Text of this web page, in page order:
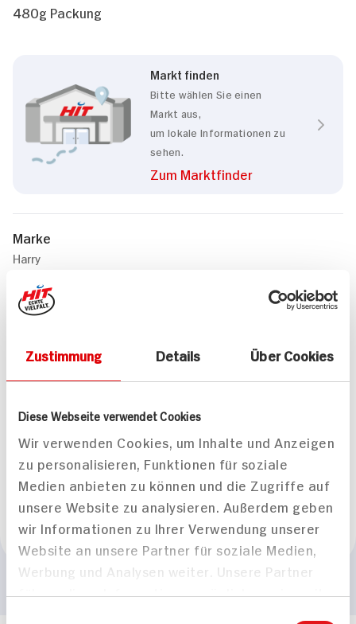
Zustimmung Details Über Cookies
Diese Webseite verwendet Cookies
Wir verwenden Cookies, um Inhalte und Anzeigen
zu personalisieren, Funktionen für soziale
Medien anbieten zu können und die Zugriffe auf
unsere Website zu analysieren. Außerdem geben
wir Informationen zu Ihrer Verwendung unserer
Website an unsere Partner für soziale Medien,
Werbung und Analysen weiter. Unsere Partner
führen diese Informationen möglicherweise mit
480g Packung
Markt finden
Bitte wählen Sie einen
Markt aus,
um lokale Informationen zu
sehen.
Zum Marktfinder
Marke
Harry
Passende Rezepte
Hirschgeschnetzeltes
mit selbstgemachten
80 min
Hirschbraten mit
Semmelknödel und
170 min
1.397 kcal p. Portion